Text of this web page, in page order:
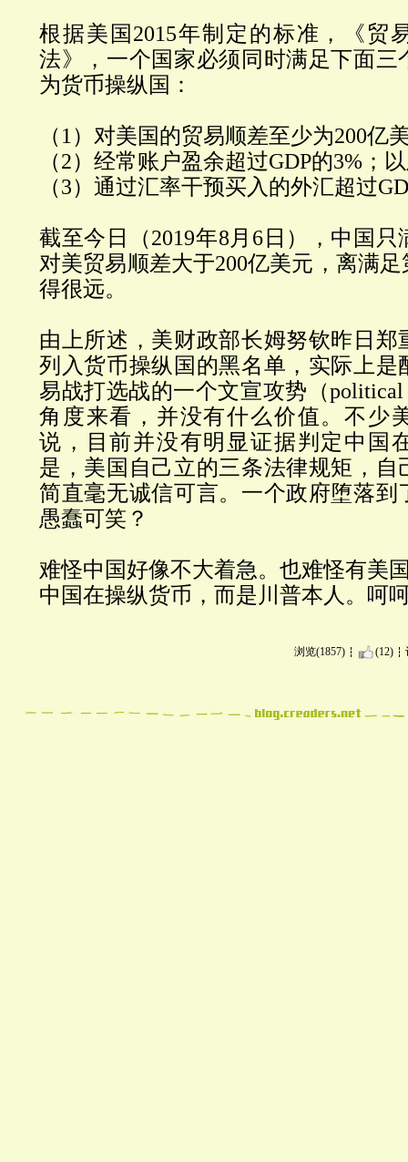
根据美国 2015年制定的标准，《贸
法》，一个国家必须同时满足下面三
为货币操纵国：
（1 ）对美国的贸易顺差至少为200亿
（2）经常账户盈余超过GDP的3% ；
（3）通过汇率干预买入的外汇超过
截至今日（2019年8 月 6日），中国只
对美贸易顺差大于200亿美元，离满
得很远。
由上所述，美财政部长姆努钦昨日郑
列入货币操纵国的黑名单，实际上是
易战打选战的一个文宣攻势（
角度来看，并没有什么价值。不少
说，目前并没有明显证据判定中国
是， 美国自己立的三条法律规矩，自
简直毫无诚信可言。一个政府堕落到
愚蠢可笑？
难怪中国好像不大着急。也难怪有美
中国在操纵货币，而是川普本人。呵
浏览(1857) (12)